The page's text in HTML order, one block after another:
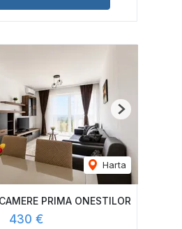
Harta
Next
PRIMA ONESTILOR
430 €